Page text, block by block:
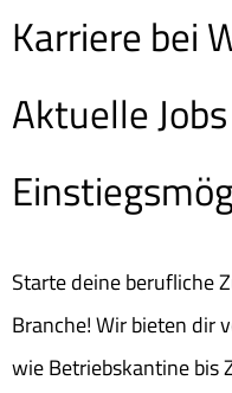
Karriere bei
Aktuelle
Starte deine berufliche
Branche! Wir bieten dir
wie Betriebskantine bis